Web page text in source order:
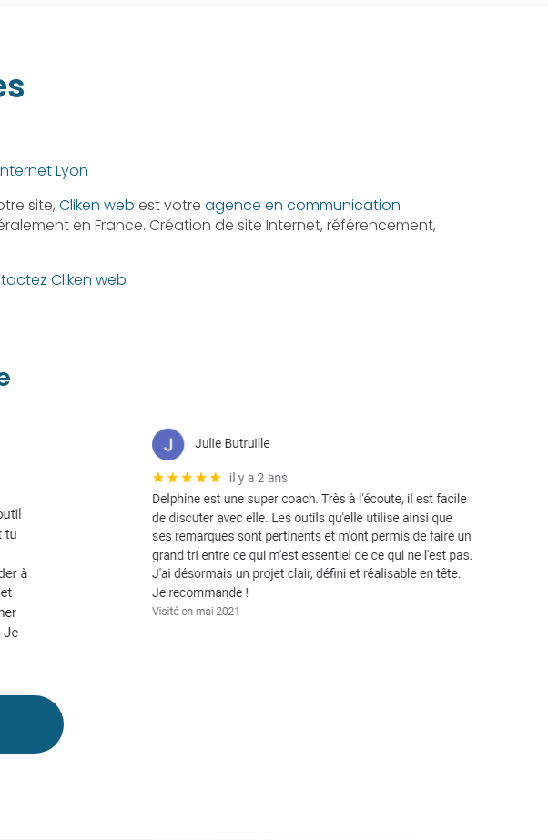
Lyon
site,Cliken web est votreagence en communication
en France. Création de site Internet, référencement,
Cliken web